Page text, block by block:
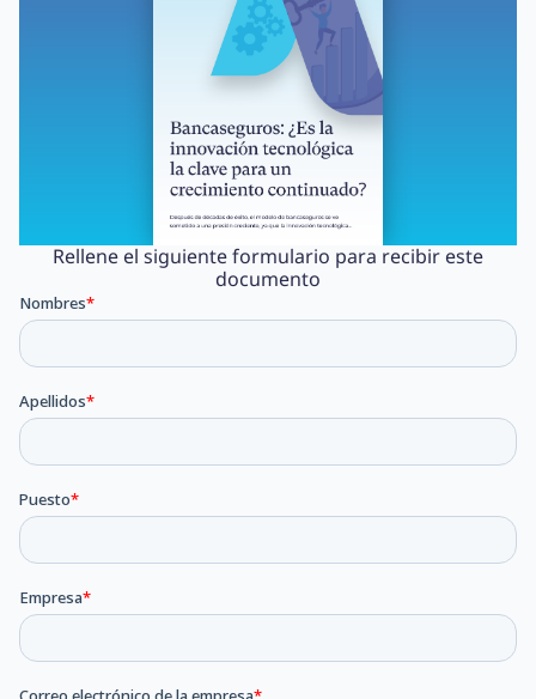
Rellene el siguiente formulario para recibir este
documento